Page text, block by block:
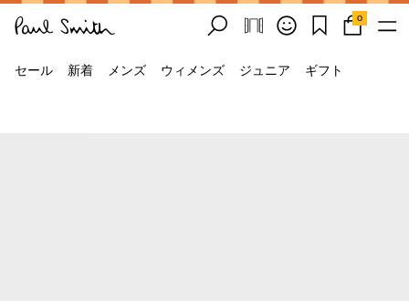
0
セール 新着 メンズ ウィメンズ ジュニア ギフト